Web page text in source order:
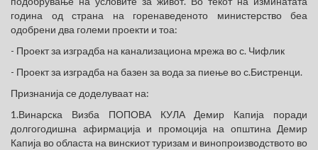
година од страна на горенаведеното министерство беа
одобрени два големи проекти и тоа:
- Проект за изградба на канализациона мрежа во с. Чифлик
- Проект за изградба на базен за вода за пиење во с.Бистренци.
Признанија се доделуваат на:
1.Винарска Визба ПОПОВА КУЛА Демир Капија поради
долгогодишна афирмација и промоција на општина Демир
Капија во областа на винскиот туризам и винопроизводството во